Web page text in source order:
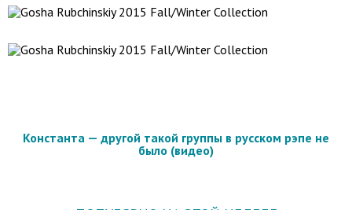
Константа — другой такой группы в русском рэпе не
было (видео)